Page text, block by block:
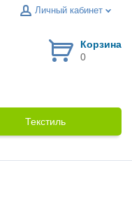
Личный кабинет
Корзина
0
Текстиль